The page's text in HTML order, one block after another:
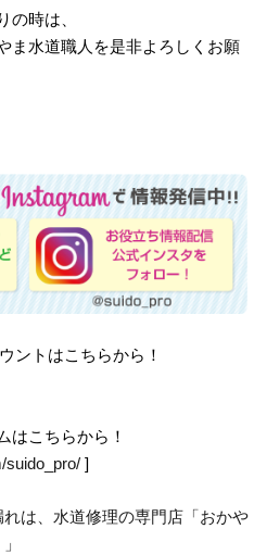
の時は、
ま水道職人を是非よろしくお願
ントはこちらから！
はこちらから！
suido_pro/ ]
は、水道修理の専門店「おかや